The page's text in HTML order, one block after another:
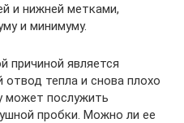
и нижней метками,
и минимуму.
причиной является
тепла и снова плохо
может послужить
пробки. Можно ли ее